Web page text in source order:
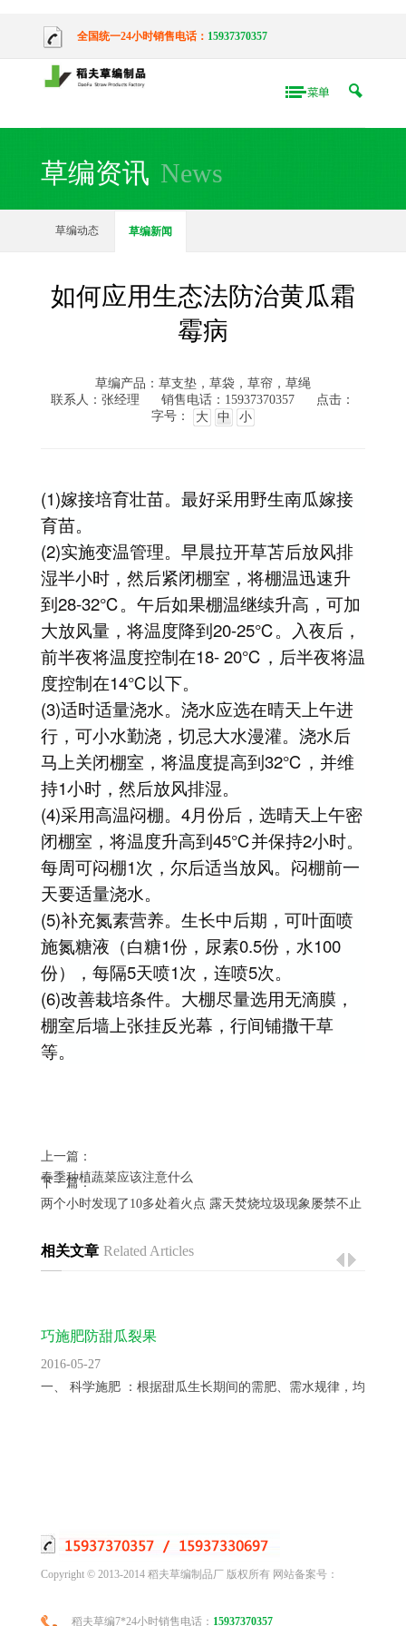
全国统一24小时销售电话： 15937370357
草编资讯 News
草编动态 草编新闻
如何应用生态法防治黄瓜霜
霉病
草编产品：草支垫，草袋，草帘，草绳
联系人：张经理
销售电话：15937370357
点击：
字号：
大 中 小
(1)嫁接培育壮苗。最好采用野生南瓜嫁接
育苗。
(2)实施变温管理。早晨拉开草苫后放风排
湿半小时，然后紧闭棚室，将棚温迅速升
到28-32℃。午后如果棚温继续升高，可加
大放风量，将温度降到20-25℃。入夜后，
前半夜将温度控制在18- 20℃，后半夜将温
度控制在14℃以下。
(3)适时适量浇水。浇水应选在晴天上午进
行，可小水勤浇，切忌大水漫灌。浇水后
马上关闭棚室，将温度提高到32℃，并维
持1小时，然后放风排湿。
(4)采用高温闷棚。4月份后，选晴天上午密
闭棚室，将温度升高到45℃并保持2小时。
每周可闷棚1次，尔后适当放风。闷棚前一
天要适量浇水。
(5)补充氮素营养。生长中后期，可叶面喷
施氮糖液（白糖1份，尿素0.5份，水100
份），每隔5天喷1次，连喷5次。
(6)改善栽培条件。大棚尽量选用无滴膜，
棚室后墙上张挂反光幕，行间铺撒干草
等。
上一篇：
春季种植蔬菜应该注意什么
下一篇：
两个小时发现了10多处着火点 露天焚烧垃圾现象屡禁不止
相关文章 Related Articles
巧施肥防甜瓜裂果
2016-05-27
一、 科学施肥 ：根据甜瓜生长期间的需肥、需水规律，均衡供...
Copyright © 2013-2014 稻夫草编制品厂 版权所有 网站备案号：
稻夫草编7*24小时销售电话： 15937370357